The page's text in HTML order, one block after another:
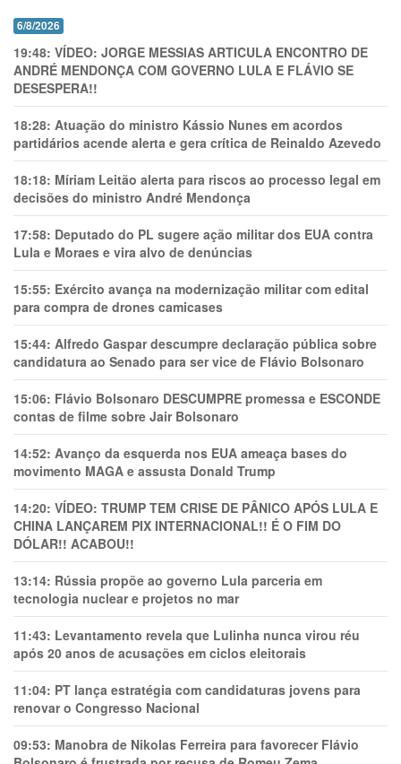
6/8/2026
19:48: VÍDEO: JORGE MESSIAS ARTICULA ENCONTRO DE
ANDRÉ MENDONÇA COM GOVERNO LULA E FLÁVIO SE
DESESPERA!!
18:28: Atuação do ministro Kássio Nunes em acordos
partidários acende alerta e gera crítica de Reinaldo Azevedo
18:18: Míriam Leitão alerta para riscos ao processo legal em
decisões do ministro André Mendonça
17:58: Deputado do PL sugere ação militar dos EUA contra
Lula e Moraes e vira alvo de denúncias
15:55: Exército avança na modernização militar com edital
para compra de drones camicases
15:44: Alfredo Gaspar descumpre declaração pública sobre
candidatura ao Senado para ser vice de Flávio Bolsonaro
15:06: Flávio Bolsonaro DESCUMPRE promessa e ESCONDE
contas de filme sobre Jair Bolsonaro
14:52: Avanço da esquerda nos EUA ameaça bases do
movimento MAGA e assusta Donald Trump
14:20: VÍDEO: TRUMP TEM CRlSE DE PÂNlCO APÓS LULA E
CHINA LANÇAREM PIX INTERNACIONAL!! É O FIM DO
DÓLAR!! ACABOU!!
13:14: Rússia propõe ao governo Lula parceria em
tecnologia nuclear e projetos no mar
11:43: Levantamento revela que Lulinha nunca virou réu
após 20 anos de acusações em ciclos eleitorais
11:04: PT lança estratégia com candidaturas jovens para
renovar o Congresso Nacional
09:53: Manobra de Nikolas Ferreira para favorecer Flávio